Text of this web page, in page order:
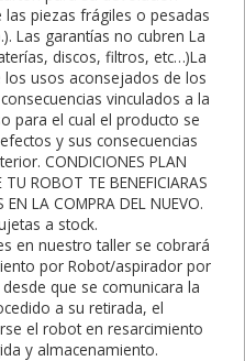
piezas frágiles o pesadas
Las garantías no cubren La
discos, filtros, etc…)La
usos aconsejados de los
vinculados a la
para el cual el producto se
y sus consecuencias
CONDICIONES PLAN
ROBOT TE BENEFICIARAS
EN LA COMPRA DEL NUEVO.
a stock.
en nuestro taller se cobrará
por Robot/aspirador por
que se comunicara la
a su retirada, el
el robot en resarcimiento
y almacenamiento.